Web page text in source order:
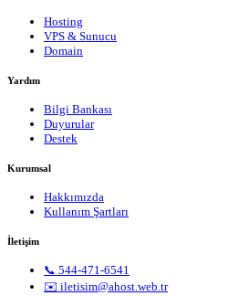
Hosting
VPS & Sunucu
Domain
Yardım
Bilgi Bankası
Duyurular
Destek
Kurumsal
Hakkımızda
Kullanım Şartları
İletişim
📞 544-471-6541
✉️ iletisim@ahost.web.tr